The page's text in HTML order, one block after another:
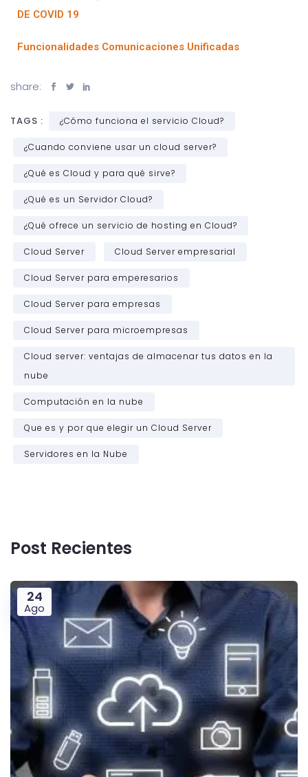
DE COVID 19
Funcionalidades Comunicaciones Unificadas
share:
TAGS : ¿Cómo funciona el servicio Cloud?
¿Cuando conviene usar un cloud server?
¿Qué es Cloud y para qué sirve?
¿Qué es un Servidor Cloud?
¿Qué ofrece un servicio de hosting en Cloud?
Cloud Server Cloud Server empresarial
Cloud Server para emperesarios
Cloud Server para empresas
Cloud Server para microempresas
Cloud server: ventajas de almacenar tus datos en la
nube
Computación en la nube
Que es y por que elegir un Cloud Server
Servidores en la Nube
Post Recientes
24
Ago